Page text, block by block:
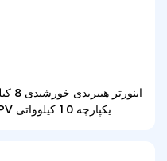
خالص MPPT180A اینورتر PV یکپارچه 10 کیلوواتی